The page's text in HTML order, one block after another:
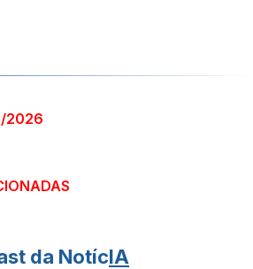
2026
da NotícIA